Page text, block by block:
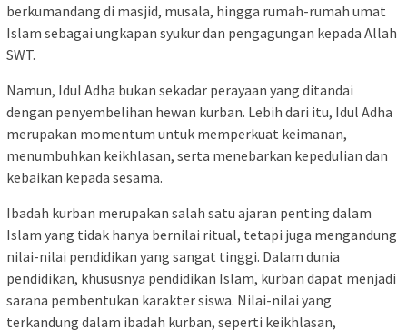
berkumandang di masjid, musala, hingga rumah-rumah umat
Islam sebagai ungkapan syukur dan pengagungan kepada Allah
SWT.
Namun, Idul Adha bukan sekadar perayaan yang ditandai
dengan penyembelihan hewan kurban. Lebih dari itu, Idul Adha
merupakan momentum untuk memperkuat keimanan,
menumbuhkan keikhlasan, serta menebarkan kepedulian dan
kebaikan kepada sesama.
Ibadah kurban merupakan salah satu ajaran penting dalam
Islam yang tidak hanya bernilai ritual, tetapi juga mengandung
nilai-nilai pendidikan yang sangat tinggi. Dalam dunia
pendidikan, khususnya pendidikan Islam, kurban dapat menjadi
sarana pembentukan karakter siswa. Nilai-nilai yang
terkandung dalam ibadah kurban, seperti keikhlasan,